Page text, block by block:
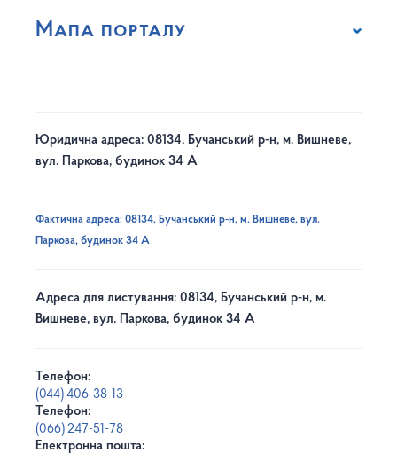
Мапа порталу
Юридична адреса: 08134, Бучанський р-н, м. Вишневе,
вул. Паркова, будинок 34 А
Фактична адреса: 08134, Бучанський р-н, м. Вишневе, вул.
Паркова, будинок 34 А
Адреса для листування: 08134, Бучанський р-н, м.
Вишневе, вул. Паркова, будинок 34 А
Телефон:
(044) 406-38-13
Телефон:
(066) 247-51-78
Електронна пошта: